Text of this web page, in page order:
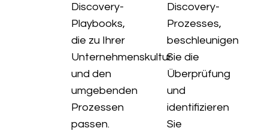
Discovery-
Playbooks,
die zu Ihrer
Unternehmenskultur
und den
umgebenden
Prozessen
passen.
Discovery-
Prozesses,
beschleunigen
Sie die
Überprüfung
und
identifizieren
Sie